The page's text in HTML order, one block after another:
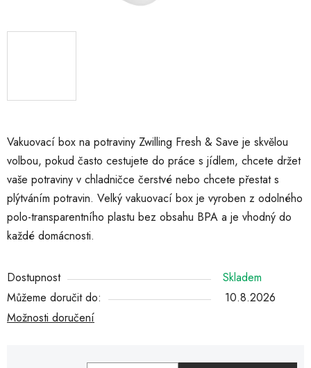
Vakuovací box na potraviny Zwilling Fresh & Save je skvělou
volbou, pokud často cestujete do práce s jídlem, chcete držet
vaše potraviny v chladničce čerstvé nebo chcete přestat s
plýtváním potravin. Velký vakuovací box je vyroben z odolného
polo-transparentního plastu bez obsahu BPA a je vhodný do
každé domácnosti.
Dostupnost
Skladem
Můžeme doručit do:
10.8.2026
Možnosti doručení